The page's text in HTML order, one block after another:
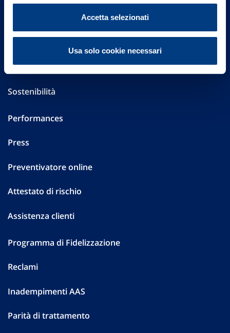
Accetta selezionati
Usa solo cookie necessari
Altre informazioni
Sostenibilità
Performances
Press
Preventivatore online
Attestato di rischio
Assistenza clienti
Programma di Fidelizzazione
Reclami
Inadempimenti AAS
Parità di trattamento